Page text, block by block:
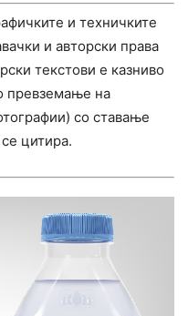
и техничките
и авторски права
текстови е казниво
превземање на
со ставање
цитира.